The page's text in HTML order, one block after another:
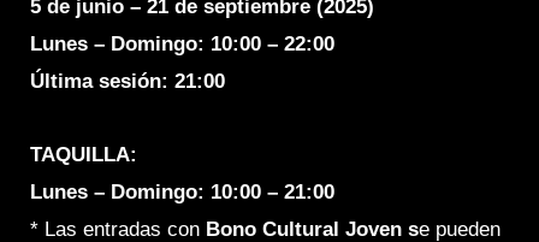
5 de junio – 21 de septiembre (2025)
Lunes – Domingo: 10:00 – 22:00
Última sesión: 21:00
TAQUILLA:
Lunes – Domingo: 10:00 – 21:00
* Las entradas con Bono Cultural Joven se pueden